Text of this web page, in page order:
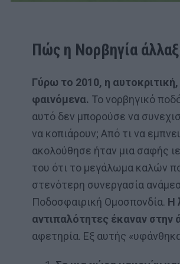
Πώς η Νορβηγία
Γύρω το 2010, η
φαινόμενα. Το νορβηγικό
αυτό δεν μπορούσε να
να κοπιάρουν; Από τι να
ακολούθησε ήταν μια σαφής
του ότι το μεγάλωμα καλών
στενότερη συνεργασία
Ποδοσφαιρική Ομοσπονδία. Η
αντιπαλότητες έκαναν
αφετηρία. Εξ αυτής